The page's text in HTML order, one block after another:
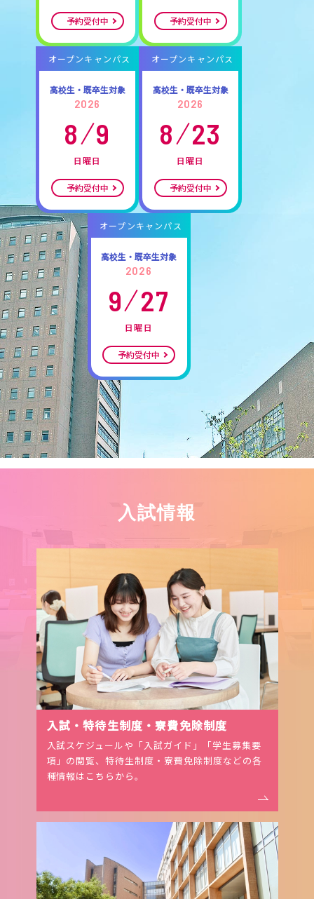
予約受付中 予約受付中
オープンキャンパス
高校生・既卒生対象
2026
8 9
日曜日
予約受付中
オープンキャンパス
高校生・既卒生対象
2026
8 23
日曜日
予約受付中
オープンキャンパス
高校生・既卒生対象
2026
9 27
日曜日
予約受付中
入試情報
入試・特待生制度・寮費免除制度
入試スケジュールや「入試ガイド」「学生募集要
項」の閲覧、特待生制度・寮費免除制度などの各
種情報はこちらから。